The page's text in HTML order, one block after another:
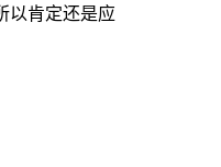
以肯定还是应